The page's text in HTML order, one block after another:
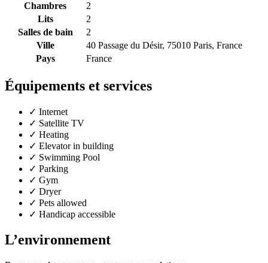
Chambres
2
Lits
2
Salles de bain
2
Ville
40 Passage du Désir, 75010 Paris, France
Pays
France
Équipements et services
✓ Internet
✓ Satellite TV
✓ Heating
✓ Elevator in building
✓ Swimming Pool
✓ Parking
✓ Gym
✓ Dryer
✓ Pets allowed
✓ Handicap accessible
L’environnement